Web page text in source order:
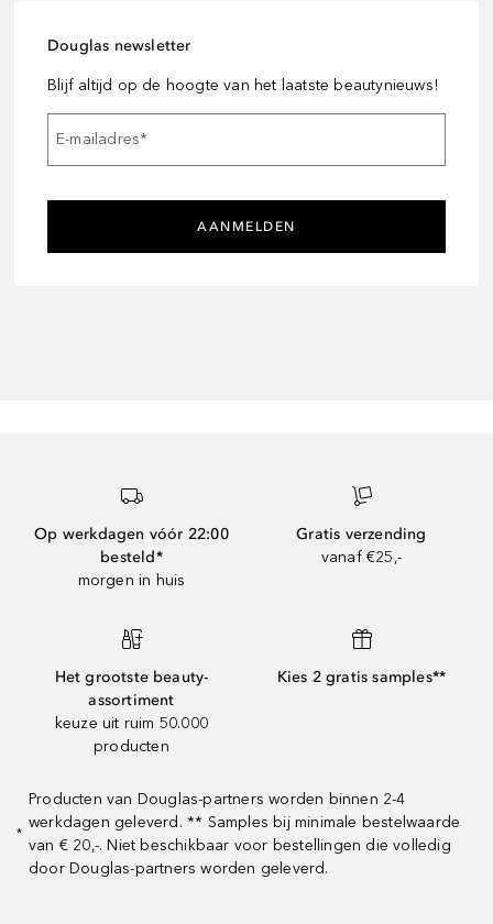
Douglas newsletter
Blijf altijd op de hoogte van het laatste beautynieuws!
E-mailadres*
AANMELDEN
Op werkdagen vóór 22:00
besteld*
morgen in huis
Gratis verzending
vanaf €25,-
Het grootste beauty-
assortiment
keuze uit ruim 50.000
producten
Kies 2 gratis samples**
*
Producten van Douglas-partners worden binnen 2-4
werkdagen geleverd. ** Samples bij minimale bestelwaarde
van € 20,-. Niet beschikbaar voor bestellingen die volledig
door Douglas-partners worden geleverd.